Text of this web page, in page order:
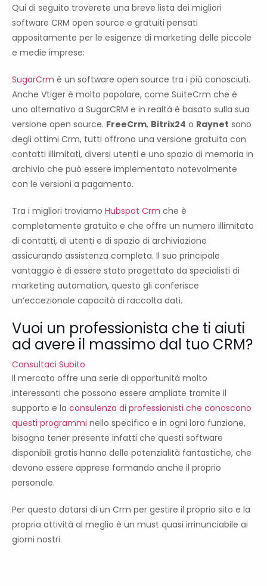
Qui di seguito troverete una breve lista dei migliori
software CRM open source e gratuiti pensati
appositamente per le esigenze di marketing delle piccole
e medie imprese:
SugarCrm è un software open source tra i più conosciuti.
Anche Vtiger è molto popolare, come SuiteCrm che è
uno alternativo a SugarCRM e in realtà è basato sulla sua
versione open source. FreeCrm, Bitrix24 o Raynet sono
degli ottimi Crm, tutti offrono una versione gratuita con
contatti illimitati, diversi utenti e uno spazio di memoria in
archivio che può essere implementato notevolmente
con le versioni a pagamento.
Tra i migliori troviamo Hubspot Crm che è
completamente gratuito e che offre un numero illimitato
di contatti, di utenti e di spazio di archiviazione
assicurando assistenza completa. Il suo principale
vantaggio è di essere stato progettato da specialisti di
marketing automation, questo gli conferisce
un’eccezionale capacità di raccolta dati.
Vuoi un professionista che ti aiuti
ad avere il massimo dal tuo CRM?
Consultaci Subito
Il mercato offre una serie di opportunità molto
interessanti che possono essere ampliate tramite il
supporto e la consulenza di professionisti che conoscono
questi programmi nello specifico e in ogni loro funzione,
bisogna tener presente infatti che questi software
disponibili gratis hanno delle potenzialità fantastiche, che
devono essere apprese formando anche il proprio
personale.
Per questo dotarsi di un Crm per gestire il proprio sito e la
propria attività al meglio è un must quasi irrinunciabile ai
giorni nostri.